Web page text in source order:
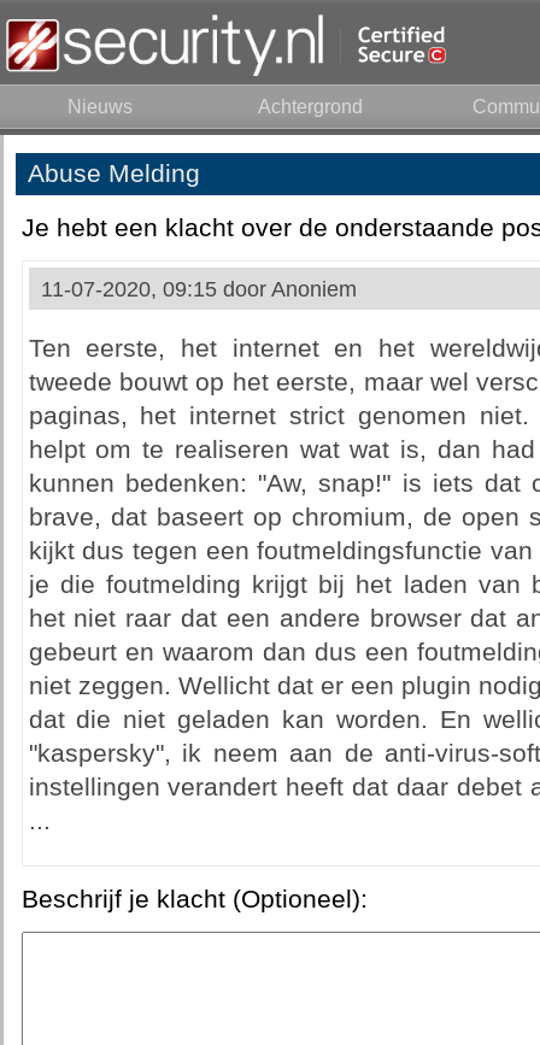
Nieuws Achtergrond
Abuse Melding
Je hebt een klacht over de onderstaande
11-07-2020, 09:15 door Anoniem
Ten eerste, het internet en het
tweede bouwt op het eerste, maar wel
paginas, het internet strict genomen
helpt om te realiseren wat wat is, dan
kunnen bedenken: "Aw, snap!" is iets dat
brave, dat baseert op chromium, de open
kijkt dus tegen een foutmeldingsfunctie
je die foutmelding krijgt bij het laden van
het niet raar dat een andere browser dat
gebeurt en waarom dan dus een
niet zeggen. Wellicht dat er een plugin
dat die niet geladen kan worden. En
"kaspersky", ik neem aan de anti-virus-
instellingen verandert heeft dat daar debet
...
Beschrijf je klacht (Optioneel):